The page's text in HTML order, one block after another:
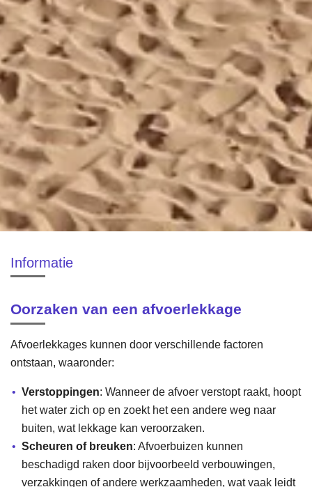
Informatie
Oorzaken van een afvoerlekkage
Afvoerlekkages kunnen door verschillende factoren
ontstaan, waaronder:
Verstoppingen: Wanneer de afvoer verstopt raakt, hoopt
het water zich op en zoekt het een andere weg naar
buiten, wat lekkage kan veroorzaken.
Scheuren of breuken: Afvoerbuizen kunnen
beschadigd raken door bijvoorbeeld verbouwingen,
verzakkingen of andere werkzaamheden, wat vaak leidt